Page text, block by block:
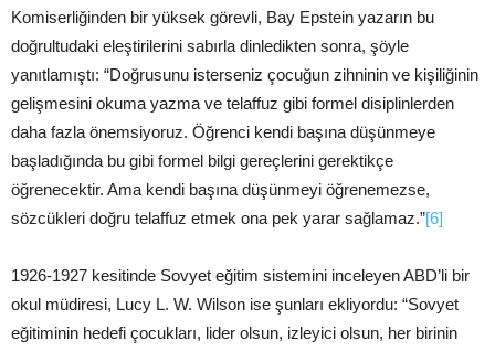
Komiserliğinden bir yüksek görevli, Bay Epstein yazarın bu
doğrultudaki eleştirilerini sabırla dinledikten sonra, şöyle
yanıtlamıştı: “Doğrusunu isterseniz çocuğun zihninin ve kişiliğinin
gelişmesini okuma yazma ve telaffuz gibi formel disiplinlerden
daha fazla önemsiyoruz. Öğrenci kendi başına düşünmeye
başladığında bu gibi formel bilgi gereçlerini gerektikçe
öğrenecektir. Ama kendi başına düşünmeyi öğrenemezse,
sözcükleri doğru telaffuz etmek ona pek yarar sağlamaz.”[6]
1926-1927 kesitinde Sovyet eğitim sistemini inceleyen ABD’li bir
okul müdiresi, Lucy L. W. Wilson ise şunları ekliyordu: “Sovyet
eğitiminin hedefi çocukları, lider olsun, izleyici olsun, her birinin